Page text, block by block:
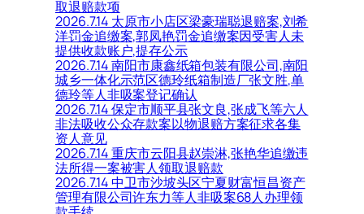
取退赔款项
2026.7.14 太原市小店区梁豪瑞聪退赔案,刘希
洋罚金追缴案,郭凤艳罚金追缴案因受害人未
提供收款账户,提存公示
2026.7.14 南阳市康鑫纸箱包装有限公司,南阳
城乡一体化示范区德玲纸箱制造厂张文胜,单
德玲等人非吸案登记确认
2026.7.14 保定市顺平县张文良,张成飞等六人
非法吸收公众存款案以物退赔方案征求各集
资人意见
2026.7.14 重庆市云阳县赵崇淋,张艳华追缴违
法所得一案被害人领取退赔款
2026.7.14 中卫市沙坡头区宁夏财富恒昌资产
管理有限公司许东力等人非吸案68人办理领